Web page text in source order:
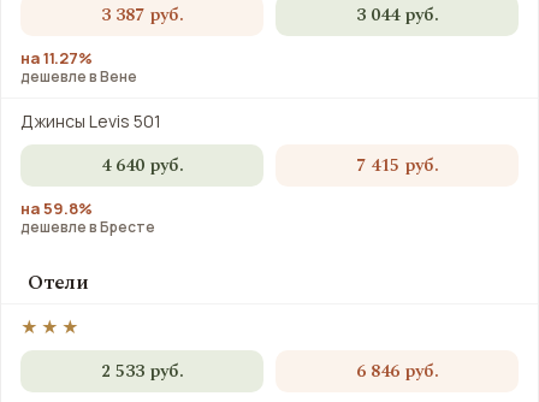
3 387 руб. 3 044 руб.
на 11.27%
дешевле в Вене
Джинсы Levis 501
4 640 руб. 7 415 руб.
на 59.8%
дешевле в Бресте
Отели
★★★
2 533 руб. 6 846 руб.